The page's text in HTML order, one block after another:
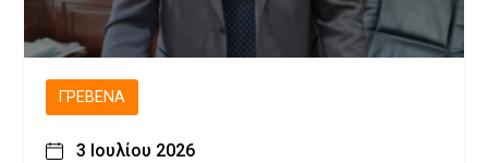
ΓΡΕΒΕΝΆ
3 Ιουλίου 2026